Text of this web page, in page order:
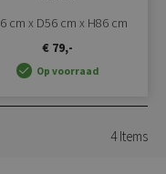
cm x D56 cm x H86 cm
€ 79,-
Op voorraad
4Items